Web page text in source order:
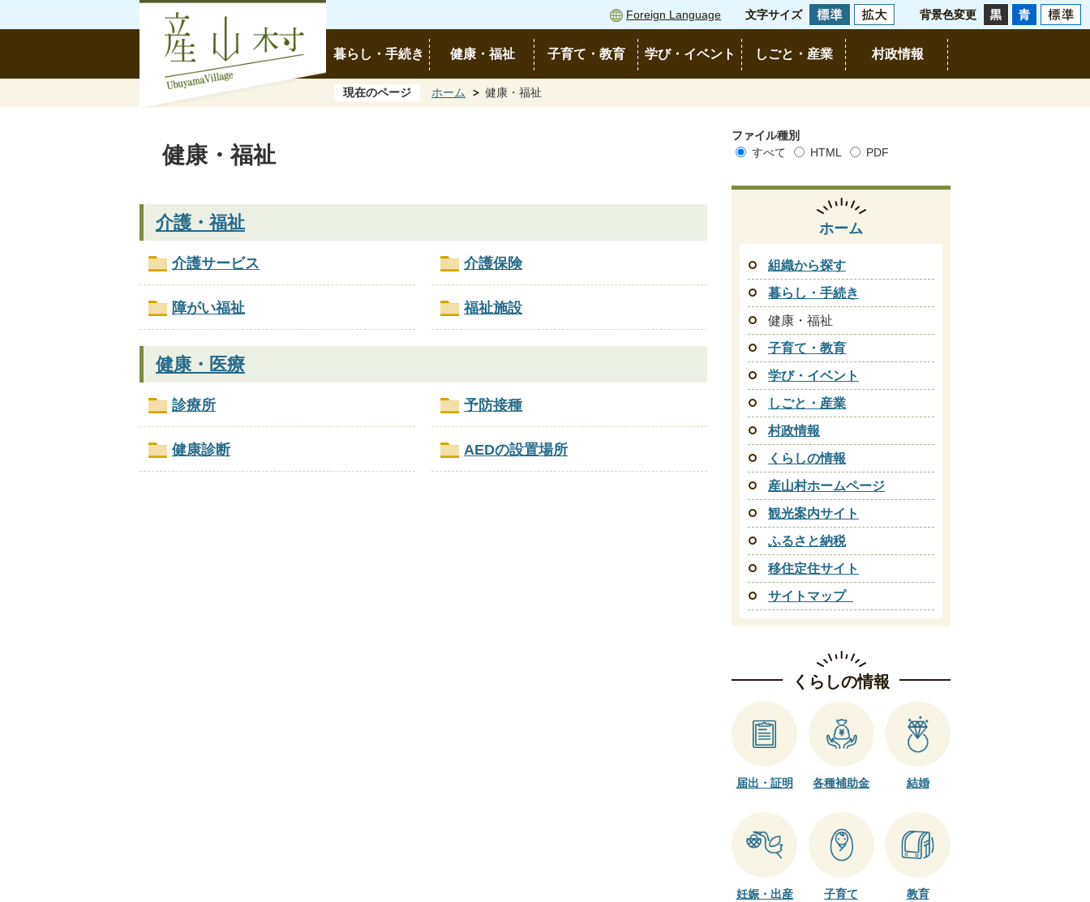
Foreign Language 文字サイズ 背景色変更
暮らし・手続き 健康・福祉 子育て・教育 学び・イベント しごと・産業 村政情報
現在のページ ホーム 健康・福祉
健康・福祉
介護・福祉
介護サービス 介護保険
障がい福祉 福祉施設
健康・医療
診療所 予防接種
健康診断 AEDの設置場所
ファイル種別
すべて
HTML PDF
ホーム
組織から探す
暮らし・手続き
健康・福祉
子育て・教育
学び・イベント
しごと・産業
村政情報
くらしの情報
産山村ホームページ
観光案内サイト
ふるさと納税
移住定住サイト
サイトマップ_
くらしの情報
届出・証明 各種補助金 結婚
妊娠・出産 子育て 教育